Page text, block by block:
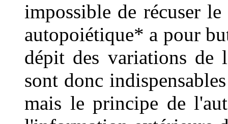
impossible de récuser
autopoiétique* a pour
dépit des variations de
sont donc
mais le principe de